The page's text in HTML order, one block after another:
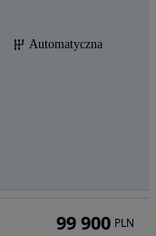
Automatyczna
99 900 PLN